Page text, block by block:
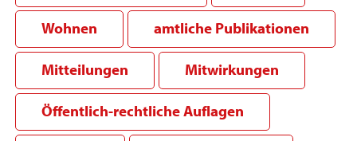
Wohnen amtliche Publikationen
Mitteilungen Mitwirkungen
Öffentlich-rechtliche Auflagen